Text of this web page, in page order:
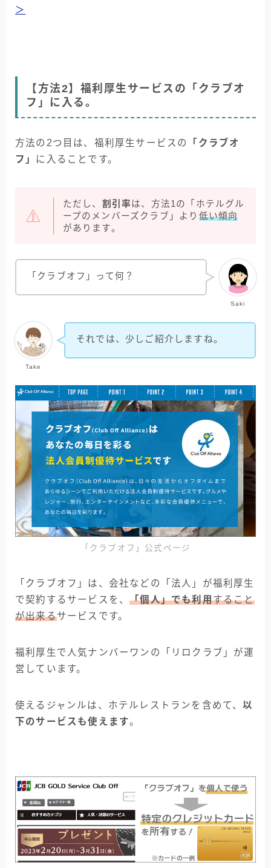
＞
【方法2】福利厚生サービスの「クラブオ
フ」に入る。
方法の2つ目は、福利厚生サービスの
「クラブオ
フ」 に入ることです。
ただし、 割引率は、方法1の「ホテルグル
ープのメンバーズクラブ」より 低い傾向
があります。
Saki
「クラブオフ」って何？
Take
それでは、少しご紹介しますね。
「クラブオフ」公式ページ
「クラブオフ」は、会社などの「法人」が福利厚生
で契約するサービスを、「個人」でも利用すること
が出来るサービスです。
福利厚生で人気ナンバーワンの「リロクラブ」が運
営しています。
使えるジャンルは、ホテルレストランを含めて、以
下のサービスも使えます。